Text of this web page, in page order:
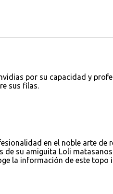
por su capacidad y
sus filas.
en el noble arte de
de su amiguita Loli
la información de este topo